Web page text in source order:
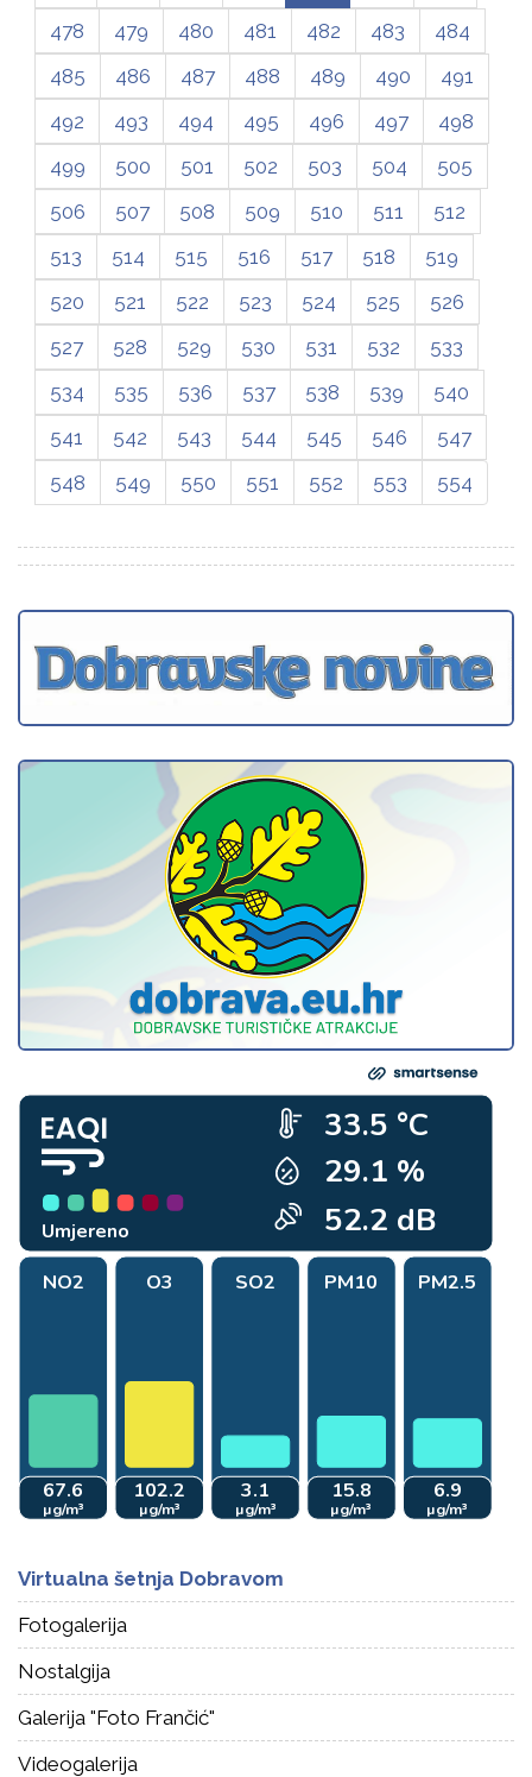
Virtualna šetnja Dobravom
Fotogalerija
Nostalgija
Galerija "Foto Frančić"
Videogalerija
478 479 480 481 482 483
484
485
486 487 488 489 490
491
492
493 494 495 496 497
498
499
500 501 502 503 504
505
506
507 508 509 510 511
512
513
514 515 516 517 518
519
520
521 522 523 524 525
526
527
528 529 530 531 532
533
534
535 536 537 538 539
540
541
542 543 544 545 546
547
548
549 550 551 552 553 554